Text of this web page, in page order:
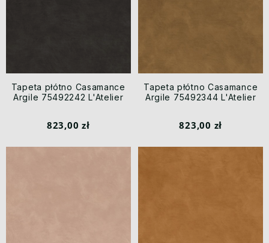
Tapeta płótno Casamance
Argile 75492242 L'Atelier
823,00 zł
Tapeta płótno Casamance
Argile 75492344 L'Atelier
823,00 zł